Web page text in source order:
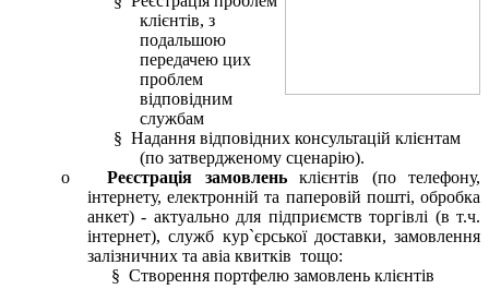
клієнтів, з
подальшою
передачею цих
проблем
відповідним
службам
§ Надання відповідних консультацій клієнтам
(по затвердженому сценарію).
oРеєстрація замовленьклієнтів (по телефону,
інтернету, електронній та паперовій пошті, обробка
анкет) - актуально для підприємств торгівлі (в т.ч.
інтернет), служб кур`єрської доставки, замовлення
залізничних та авіа квитків тощо:
§ Створення портфелю замовлень клієнтів